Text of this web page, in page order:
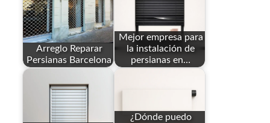
Arreglo Reparar
Persianas Barcelona
Mejor empresa para
la instalación de
persianas en…
¿Dónde puedo